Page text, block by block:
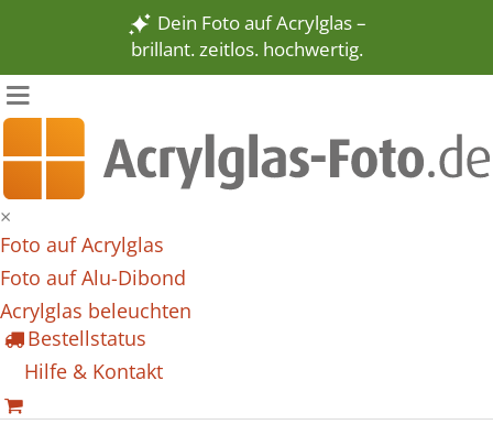
Dein Foto auf Acrylglas –
brillant. zeitlos. hochwertig.
×
Foto auf Acrylglas
Foto auf Alu-Dibond
Acrylglas beleuchten
Bestellstatus
Hilfe & Kontakt